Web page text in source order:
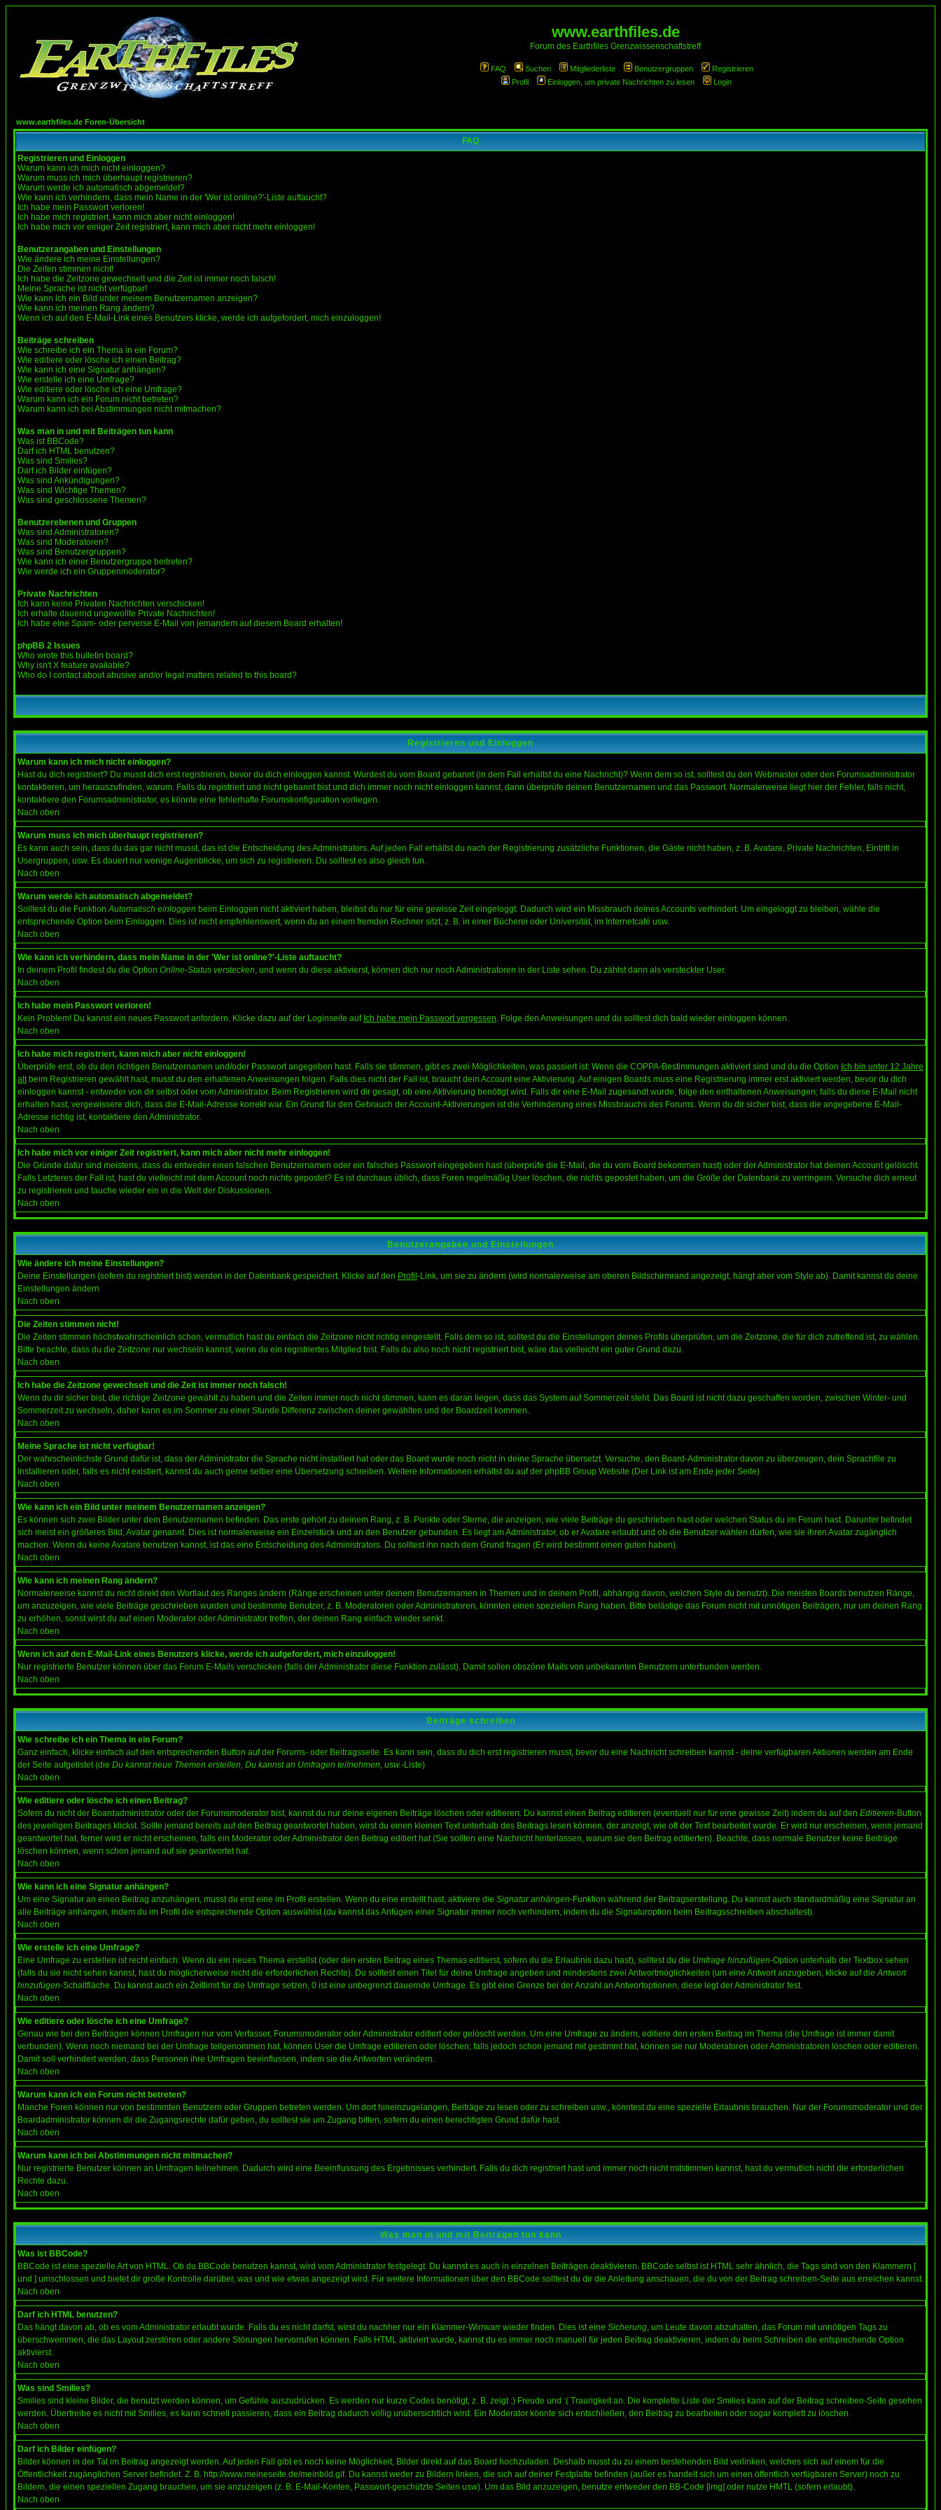
www.earthfiles.de
Forum des Earthfiles Grenzwissenschaftstreff
FAQ Suchen Mitgliederliste Benutzergruppen
Registrieren
Profil
Einloggen, um private Nachrichten zu lesen Login
www.earthfiles.de Foren-Übersicht
FAQ
Registrieren und Einloggen
Warum kann ich mich nicht einloggen?
Warum muss ich mich überhaupt registrieren?
Warum werde ich automatisch abgemeldet?
Wie kann ich verhindern, dass mein Name in der 'Wer ist online?'-Liste auftaucht?
Ich habe mein Passwort verloren!
Ich habe mich registriert, kann mich aber nicht einloggen!
Ich habe mich vor einiger Zeit registriert, kann mich aber nicht mehr einloggen!
Benutzerangaben und Einstellungen
Wie ändere ich meine Einstellungen?
Die Zeiten stimmen nicht!
Ich habe die Zeitzone gewechselt und die Zeit ist immer noch falsch!
Meine Sprache ist nicht verfügbar!
Wie kann ich ein Bild unter meinem Benutzernamen anzeigen?
Wie kann ich meinen Rang ändern?
Wenn ich auf den E-Mail-Link eines Benutzers klicke, werde ich aufgefordert, mich einzuloggen!
Beiträge schreiben
Wie schreibe ich ein Thema in ein Forum?
Wie editiere oder lösche ich einen Beitrag?
Wie kann ich eine Signatur anhängen?
Wie erstelle ich eine Umfrage?
Wie editiere oder lösche ich eine Umfrage?
Warum kann ich ein Forum nicht betreten?
Warum kann ich bei Abstimmungen nicht mitmachen?
Was man in und mit Beiträgen tun kann
Was ist BBCode?
Darf ich HTML benutzen?
Was sind Smilies?
Darf ich Bilder einfügen?
Was sind Ankündigungen?
Was sind Wichtige Themen?
Was sind geschlossene Themen?
Benutzerebenen und Gruppen
Was sind Administratoren?
Was sind Moderatoren?
Was sind Benutzergruppen?
Wie kann ich einer Benutzergruppe beitreten?
Wie werde ich ein Gruppenmoderator?
Private Nachrichten
Ich kann keine Privaten Nachrichten verschicken!
Ich erhalte dauernd ungewollte Private Nachrichten!
Ich habe eine Spam- oder perverse E-Mail von jemandem auf diesem Board erhalten!
phpBB 2 Issues
Who wrote this bulletin board?
Why isn't X feature available?
Who do I contact about abusive and/or legal matters related to this board?
Registrieren und Einloggen
Warum kann ich mich nicht einloggen?
Hast du dich registriert? Du musst dich erst registrieren, bevor du dich einloggen kannst. Wurdest du vom Board gebannt (in dem Fall erhältst du eine Nachricht)? Wenn dem so ist, solltest du den Webmaster oder den Forumsadministrator
kontaktieren, um herauszufinden, warum. Falls du registriert und nicht gebannt bist und dich immer noch nicht einloggen kannst, dann überprüfe deinen Benutzernamen und das Passwort. Normalerweise liegt hier der Fehler, falls nicht,
kontaktiere den Forumsadministrator, es könnte eine fehlerhafte Forumskonfiguration vorliegen.
Nach oben
Warum muss ich mich überhaupt registrieren?
Es kann auch sein, dass du das gar nicht musst, das ist die Entscheidung des Administrators. Auf jeden Fall erhältst du nach der Registrierung zusätzliche Funktionen, die Gäste nicht haben, z. B. Avatare, Private Nachrichten, Eintritt in
Usergruppen, usw. Es dauert nur wenige Augenblicke, um sich zu registrieren. Du solltest es also gleich tun.
Nach oben
Warum werde ich automatisch abgemeldet?
Solltest du die FunktionAutomatisch einloggen beim Einloggen nicht aktiviert haben, bleibst du nur für eine gewisse Zeit eingeloggt. Dadurch wird ein Missbrauch deines Accounts verhindert. Um eingeloggt zu bleiben, wähle die
entsprechende Option beim Einloggen. Dies ist nicht empfehlenswert, wenn du an einem fremden Rechner sitzt, z. B. in einer Bücherei oder Universität, im Internetcafé usw.
Nach oben
Wie kann ich verhindern, dass mein Name in der 'Wer ist online?'-Liste auftaucht?
In deinem Profil findest du die Option Online-Status verstecken, und wenn du diese aktivierst, können dich nur noch Administratoren in der Liste sehen. Du zählst dann als versteckter User.
Nach oben
Ich habe mein Passwort verloren!
Kein Problem! Du kannst ein neues Passwort anfordern. Klicke dazu auf der Loginseite auf Ich habe mein Passwort vergessen. Folge den Anweisungen und du solltest dich bald wieder einloggen können.
Nach oben
Ich habe mich registriert, kann mich aber nicht einloggen!
Überprüfe erst, ob du den richtigen Benutzernamen und/oder Passwort angegeben hast. Falls sie stimmen, gibt es zwei Möglichkeiten, was passiert ist: Wenn die COPPA-Bestimmungen aktiviert sind und du die Option Ich bin unter 12 Jahre
altbeim Registrieren gewählt hast, musst du den erhaltenen Anweisungen folgen. Falls dies nicht der Fall ist, braucht dein Account eine Aktivierung. Auf einigen Boards muss eine Registrierung immer erst aktiviert werden, bevor du dich
einloggen kannst - entweder von dir selbst oder vom Administrator. Beim Registrieren wird dir gesagt, ob eine Aktivierung benötigt wird. Falls dir eine E-Mail zugesandt wurde, folge den enthaltenen Anweisungen; falls du diese E-Mail nicht
erhalten hast, vergewissere dich, dass die E-Mail-Adresse korrekt war. Ein Grund für den Gebrauch der Account-Aktivierungen ist die Verhinderung eines Missbrauchs des Forums. Wenn du dir sicher bist, dass die angegebene E-Mail-
Adresse richtig ist, kontaktiere den Administrator.
Nach oben
Ich habe mich vor einiger Zeit registriert, kann mich aber nicht mehr einloggen!
Die Gründe dafür sind meistens, dass du entweder einen falschen Benutzernamen oder ein falsches Passwort eingegeben hast (überprüfe die E-Mail, die du vom Board bekommen hast) oder der Administrator hat deinen Account gelöscht.
Falls Letzteres der Fall ist, hast du vielleicht mit dem Account noch nichts gepostet? Es ist durchaus üblich, dass Foren regelmäßig User löschen, die nichts gepostet haben, um die Größe der Datenbank zu verringern. Versuche dich erneut
zu registrieren und tauche wieder ein in die Welt der Diskussionen.
Nach oben
Benutzerangaben und Einstellungen
Wie ändere ich meine Einstellungen?
Deine Einstellungen (sofern du registriert bist) werden in der Datenbank gespeichert. Klicke auf den Profil -Link, um sie zu ändern (wird normalerweise am oberen Bildschirmrand angezeigt, hängt aber vom Style ab). Damit kannst du deine
Einstellungen ändern
Nach oben
Die Zeiten stimmen nicht!
Die Zeiten stimmen höchstwahrscheinlich schon, vermutlich hast du einfach die Zeitzone nicht richtig eingestellt. Falls dem so ist, solltest du die Einstellungen deines Profils überprüfen, um die Zeitzone, die für dich zutreffend ist, zu wählen.
Bitte beachte, dass du die Zeitzone nur wechseln kannst, wenn du ein registriertes Mitglied bist. Falls du also noch nicht registriert bist, wäre das vielleicht ein guter Grund dazu.
Nach oben
Ich habe die Zeitzone gewechselt und die Zeit ist immer noch falsch!
Wenn du dir sicher bist, die richtige Zeitzone gewählt zu haben und die Zeiten immer noch nicht stimmen, kann es daran liegen, dass das System auf Sommerzeit steht. Das Board ist nicht dazu geschaffen worden, zwischen Winter- und
Sommerzeit zu wechseln, daher kann es im Sommer zu einer Stunde Differenz zwischen deiner gewählten und der Boardzeit kommen.
Nach oben
Meine Sprache ist nicht verfügbar!
Der wahrscheinlichste Grund dafür ist, dass der Administrator die Sprache nicht installiert hat oder das Board wurde noch nicht in deine Sprache übersetzt. Versuche, den Board-Administrator davon zu überzeugen, dein Sprachfile zu
installieren oder, falls es nicht existiert, kannst du auch gerne selber eine Übersetzung schreiben. Weitere Informationen erhältst du auf der phpBB Group Website (Der Link ist am Ende jeder Seite)
Nach oben
Wie kann ich ein Bild unter meinem Benutzernamen anzeigen?
Es können sich zwei Bilder unter dem Benutzernamen befinden. Das erste gehört zu deinem Rang, z. B. Punkte oder Sterne, die anzeigen, wie viele Beiträge du geschrieben hast oder welchen Status du im Forum hast. Darunter befindet
sich meist ein größeres Bild, Avatar genannt. Dies ist normalerweise ein Einzelstück und an den Benutzer gebunden. Es liegt am Administrator, ob er Avatare erlaubt und ob die Benutzer wählen dürfen, wie sie ihren Avatar zugänglich
machen. Wenn du keine Avatare benutzen kannst, ist das eine Entscheidung des Administrators. Du solltest ihn nach dem Grund fragen (Er wird bestimmt einen guten haben).
Nach oben
Wie kann ich meinen Rang ändern?
Normalerweise kannst du nicht direkt den Wortlaut des Ranges ändern (Ränge erscheinen unter deinem Benutzernamen in Themen und in deinem Profil, abhängig davon, welchen Style du benutzt). Die meisten Boards benutzen Ränge,
um anzuzeigen, wie viele Beiträge geschrieben wurden und bestimmte Benutzer, z. B. Moderatoren oder Administratoren, könnten einen speziellen Rang haben. Bitte belästige das Forum nicht mit unnötigen Beiträgen, nur um deinen Rang
zu erhöhen, sonst wirst du auf einen Moderator oder Administrator treffen, der deinen Rang einfach wieder senkt.
Nach oben
Wenn ich auf den E-Mail-Link eines Benutzers klicke, werde ich aufgefordert, mich einzuloggen!
Nur registrierte Benutzer können über das Forum E-Mails verschicken (falls der Administrator diese Funktion zulässt). Damit sollen obszöne Mails von unbekannten Benutzern unterbunden werden.
Nach oben
Beiträge schreiben
Wie schreibe ich ein Thema in ein Forum?
Ganz einfach, klicke einfach auf den entsprechenden Button auf der Forums- oder Beitragsseite. Es kann sein, dass du dich erst registrieren musst, bevor du eine Nachricht schreiben kannst - deine verfügbaren Aktionen werden am Ende
der Seite aufgelistet (die Du kannst neue Themen erstellen, Du kannst an Umfragen teilnehmen, usw.-Liste)
Nach oben
Wie editiere oder lösche ich einen Beitrag?
Sofern du nicht der Boardadministrator oder der Forumsmoderator bist, kannst du nur deine eigenen Beiträge löschen oder editieren. Du kannst einen Beitrag editieren (eventuell nur für eine gewisse Zeit) indem du auf den Editieren-Button
des jeweiligen Beitrages klickst. Sollte jemand bereits auf den Beitrag geantwortet haben, wirst du einen kleinen Text unterhalb des Beitrags lesen können, der anzeigt, wie oft der Text bearbeitet wurde. Er wird nur erscheinen, wenn jemand
geantwortet hat, ferner wird er nicht erscheinen, falls ein Moderator oder Administrator den Beitrag editiert hat (Sie sollten eine Nachricht hinterlassen, warum sie den Beitrag editierten). Beachte, dass normale Benutzer keine Beiträge
löschen können, wenn schon jemand auf sie geantwortet hat.
Nach oben
Wie kann ich eine Signatur anhängen?
Um eine Signatur an einen Beitrag anzuhängen, musst du erst eine im Profil erstellen. Wenn du eine erstellt hast, aktiviere die Signatur anhängen-Funktion während der Beitragserstellung. Du kannst auch standardmäßig eine Signatur an
alle Beiträge anhängen, indem du im Profil die entsprechende Option auswählst (du kannst das Anfügen einer Signatur immer noch verhindern, indem du die Signaturoption beim Beitragsschreiben abschaltest).
Nach oben
Wie erstelle ich eine Umfrage?
Eine Umfrage zu erstellen ist recht einfach: Wenn du ein neues Thema erstellst (oder den ersten Beitrag eines Themas editierst, sofern du die Erlaubnis dazu hast), solltest du die Umfrage hinzufügen-Option unterhalb der Textbox sehen
(falls du sie nicht sehen kannst, hast du möglicherweise nicht die erforderlichen Rechte). Du solltest einen Titel für deine Umfrage angeben und mindestens zwei Antwortmöglichkeiten (um eine Antwort anzugeben, klicke auf dieAntwort
hinzufügen-Schaltfläche. Du kannst auch ein Zeitlimit für die Umfrage setzen, 0 ist eine unbegrenzt dauernde Umfrage. Es gibt eine Grenze bei der Anzahl an Antwortoptionen, diese legt der Administrator fest.
Nach oben
Wie editiere oder lösche ich eine Umfrage?
Genau wie bei den Beiträgen können Umfragen nur vom Verfasser, Forumsmoderator oder Administrator editiert oder gelöscht werden. Um eine Umfrage zu ändern, editiere den ersten Beitrag im Thema (die Umfrage ist immer damit
verbunden). Wenn noch niemand bei der Umfrage teilgenommen hat, können User die Umfrage editieren oder löschen; falls jedoch schon jemand mit gestimmt hat, können sie nur Moderatoren oder Administratoren löschen oder editieren.
Damit soll verhindert werden, dass Personen ihre Umfragen beeinflussen, indem sie die Antworten verändern.
Nach oben
Warum kann ich ein Forum nicht betreten?
Manche Foren können nur von bestimmten Benutzern oder Gruppen betreten werden. Um dort hineinzugelangen, Beiträge zu lesen oder zu schreiben usw., könntest du eine spezielle Erlaubnis brauchen. Nur der Forumsmoderator und der
Boardadministrator können dir die Zugangsrechte dafür geben, du solltest sie um Zugang bitten, sofern du einen berechtigten Grund dafür hast.
Nach oben
Warum kann ich bei Abstimmungen nicht mitmachen?
Nur registrierte Benutzer können an Umfragen teilnehmen. Dadurch wird eine Beeinflussung des Ergebnisses verhindert. Falls du dich registriert hast und immer noch nicht mitstimmen kannst, hast du vermutlich nicht die erforderlichen
Rechte dazu.
Nach oben
Was man in und mit Beiträgen tun kann
Was ist BBCode?
BBCode ist eine spezielle Art von HTML. Ob du BBCode benutzen kannst, wird vom Administrator festgelegt. Du kannst es auch in einzelnen Beiträgen deaktivieren. BBCode selbst ist HTML sehr ähnlich, die Tags sind von den Klammern [
und ] umschlossen und bietet dir große Kontrolle darüber, was und wie etwas angezeigt wird. Für weitere Informationen über den BBCode solltest du dir die Anleitung anschauen, die du von der Beitrag schreiben-Seite aus erreichen kannst.
Nach oben
Darf ich HTML benutzen?
Das hängt davon ab, ob es vom Administrator erlaubt wurde. Falls du es nicht darfst, wirst du nachher nur ein Klammer-Wirrwarr wieder finden. Dies ist eine Sicherung, um Leute davon abzuhalten, das Forum mit unnötigen Tags zu
überschwemmen, die das Layout zerstören oder andere Störungen hervorrufen können. Falls HTML aktiviert wurde, kannst du es immer noch manuell für jeden Beitrag deaktivieren, indem du beim Schreiben die entsprechende Option
aktivierst.
Nach oben
Was sind Smilies?
Smilies sind kleine Bilder, die benutzt werden können, um Gefühle auszudrücken. Es werden nur kurze Codes benötigt, z. B. zeigt :) Freude und :( Traurigkeit an. Die komplette Liste der Smilies kann auf der Beitrag schreiben-Seite gesehen
werden. Übertreibe es nicht mit Smilies, es kann schnell passieren, dass ein Beitrag dadurch völlig unübersichtlich wird. Ein Moderator könnte sich entschließen, den Beitrag zu bearbeiten oder sogar komplett zu löschen.
Nach oben
Darf ich Bilder einfügen?
Bilder können in der Tat im Beitrag angezeigt werden. Auf jeden Fall gibt es noch keine Möglichkeit, Bilder direkt auf das Board hochzuladen. Deshalb musst du zu einem bestehenden Bild verlinken, welches sich auf einem für die
Öffentlichkeit zugänglichen Server befindet. Z. B. http://www.meineseite.de/meinbild.gif. Du kannst weder zu Bildern linken, die sich auf deiner Festplatte befinden (außer es handelt sich um einen öffentlich verfügbaren Server) noch zu
Bildern, die einen speziellen Zugang brauchen, um sie anzuzeigen (z. B. E-Mail-Konten, Passwort-geschützte Seiten usw). Um das Bild anzuzeigen, benutze entweder den BB-Code [img] oder nutze HMTL (sofern erlaubt).
Nach oben